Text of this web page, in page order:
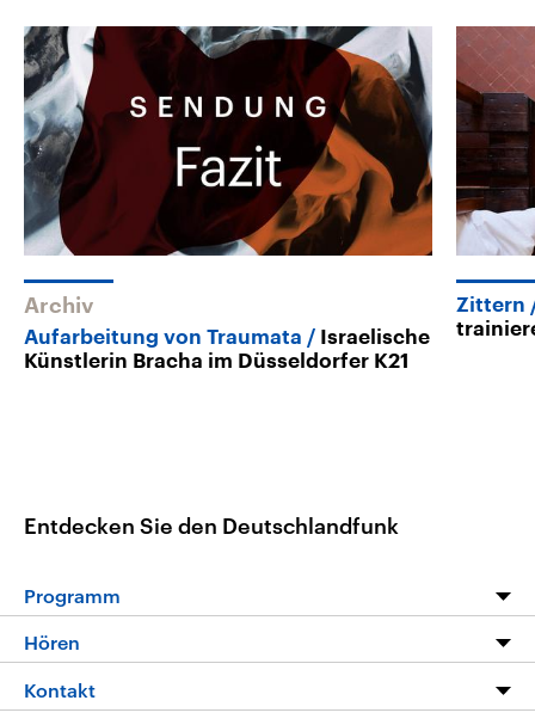
Archiv
Aufarbeitung von Traumata
Israelische
Künstlerin Bracha im Düsseldorfer K21
Zittern
Entdecken Sie den Deutschlandfunk
Programm
Programm
Die Nachrichten
Hören
Livestream
Kontakt